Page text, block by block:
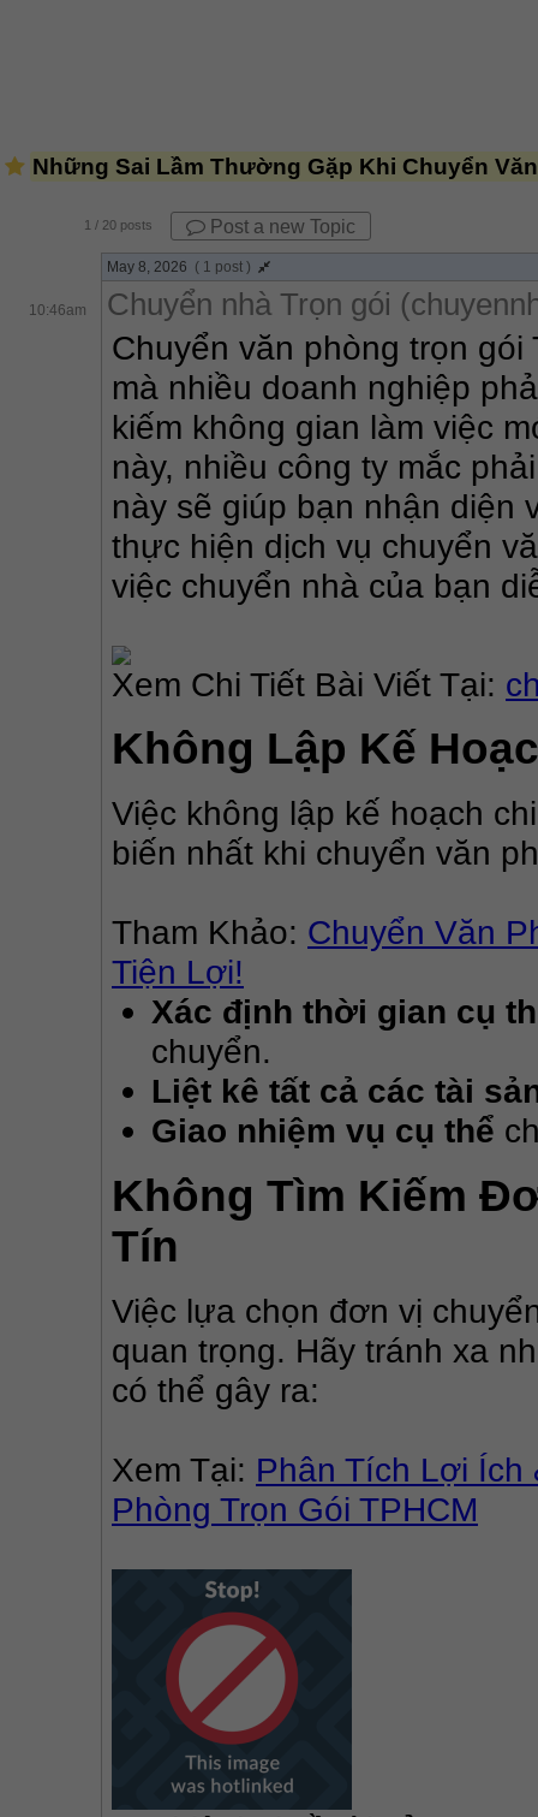
Những Sai Lầm Thường Gặp Khi Chuyển
1 / 20 posts Post a new Topic
May 8, 2026 ( 1 post )
10:46am Chuyển nhà Trọn gói
Chuyển văn phòng trọn
mà nhiều doanh nghiệp
kiếm không gian làm việc
này, nhiều công ty mắc
này sẽ giúp bạn nhận diện
thực hiện dịch vụ chuyển
việc chuyển nhà của bạn
Xem Chi Tiết Bài Viết Tại:
Không Lập Kế
Việc không lập kế hoạch
biến nhất khi chuyển văn
Tham Khảo: Chuyển Văn
Tiện Lợi!
Xác định thời gian cụ
chuyển.
Liệt kê tất cả các tài
Giao nhiệm vụ cụ thể
Không Tìm Kiếm
Tín
Việc lựa chọn đơn vị
quan trọng. Hãy tránh xa
có thể gây ra:
Xem Tại: Phân Tích Lợi Ích
Phòng Trọn Gói TPHCM